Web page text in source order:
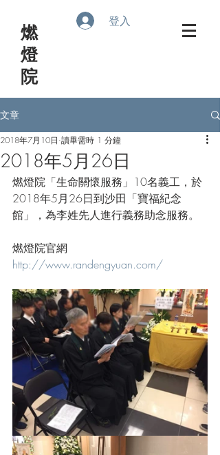
​燃
燈
院
登入
文章
2018年5月26日
2018年7月10日 讀畢需時 1 分鐘
燃燈院「生命關懷服務」10名義工，於
2018年5月26日到沙田「寶福紀念
館」，為李姓先人進行義務助念服務。
燃燈院官網
http://www.randengyuan.com/